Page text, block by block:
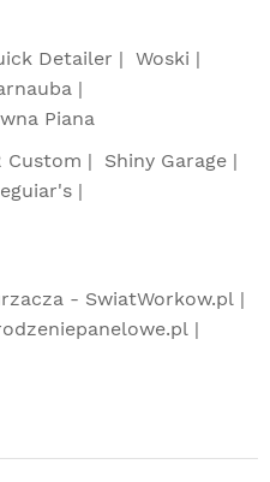
Detailer
Woski
Piana
Custom
Shiny Garage
- SwiatWorkow.pl